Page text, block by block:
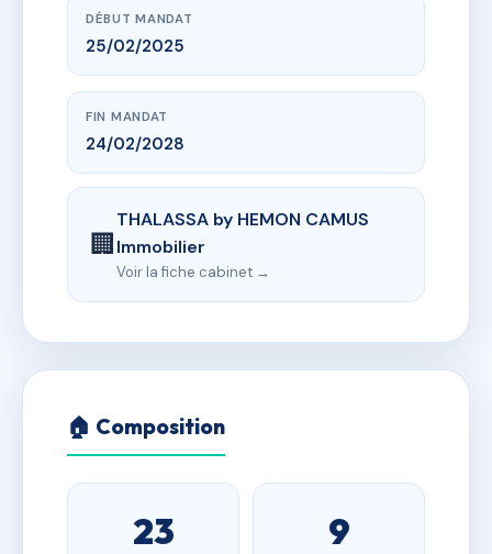
DÉBUT MANDAT
25/02/2025
FIN MANDAT
24/02/2028
🏢
THALASSA by HEMON CAMUS
Immobilier
Voir la fiche cabinet →
🏠 Composition
23 9